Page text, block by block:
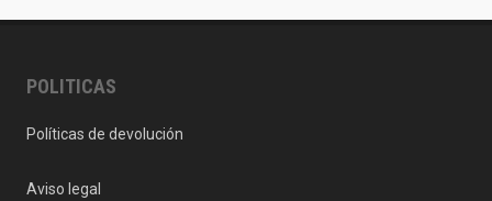
POLITICAS
Políticas de devolución
Aviso legal